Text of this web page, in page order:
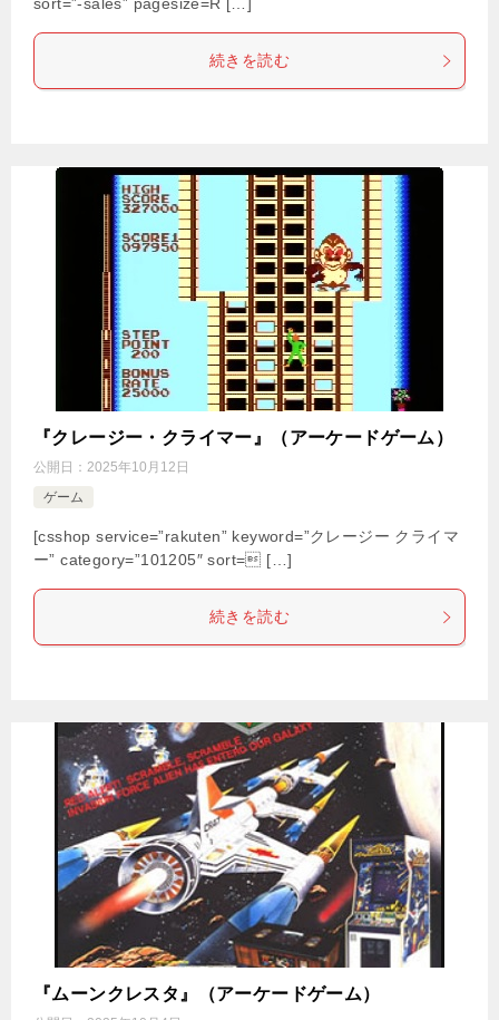
続きを読む
『クレージー・クライマー』（アーケードゲーム）
公開日： 2025年10月12日
ゲーム
[csshop service=”rakuten” keyword=”クレージー クライマ
ー” category=”101205″ sort= […]
続きを読む
『ムーンクレスタ』（アーケードゲーム）